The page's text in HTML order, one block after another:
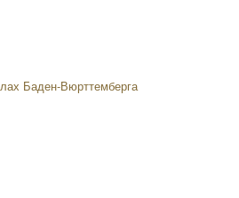
Баден-Вюрттемберга